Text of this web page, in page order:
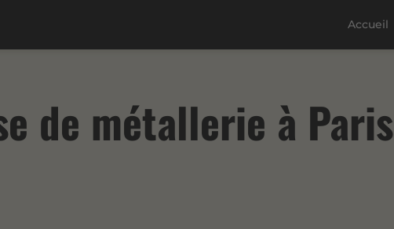
Accueil
de métallerie à Paris